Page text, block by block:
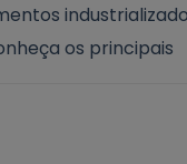
os principais